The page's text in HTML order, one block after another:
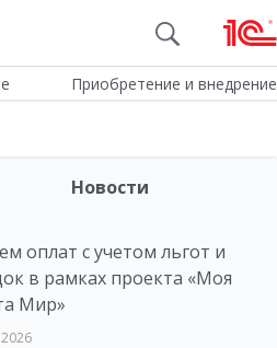
Приобретение и внедрение
Новости
оплат с учетом льгот и
в рамках проекта «Моя
Мир»